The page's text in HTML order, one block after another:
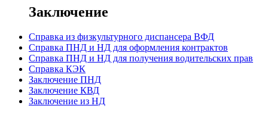
Заключение
Cправка из физкультурного диспансера ВФД
Cправка ПНД и НД для оформления контрактов
Справка ПНД и НД для получения водительских прав
Справка КЭК
Заключение ПНД
Заключение КВД
Заключение из НД